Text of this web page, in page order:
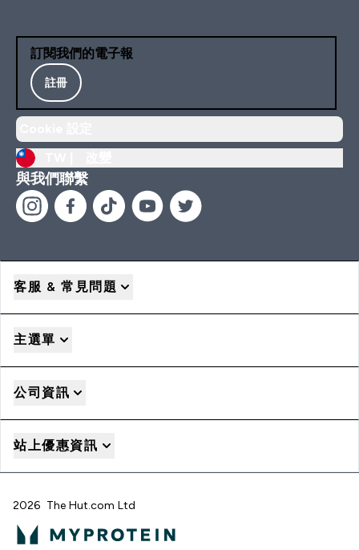
訂閱我們的電子報
註冊
與我們聯繫
客服 & 常見問題
主選單
公司資訊
站上優惠資訊
2026 The Hut.com Ltd